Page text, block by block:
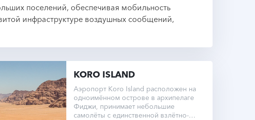
поселений, обеспечивая мобильность
инфраструктуре воздушных сообщений,
KORO ISLAND
Аэропорт Koro Island расположен на
одноимённом острове в архипелаге
Фиджи, принимает небольшие
самолёты с единственной взлётно-